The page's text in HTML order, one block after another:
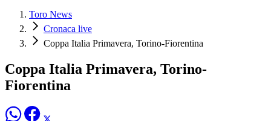
Toro News
Cronaca live
Coppa Italia Primavera, Torino-Fiorentina
Coppa Italia Primavera, Torino-
Fiorentina